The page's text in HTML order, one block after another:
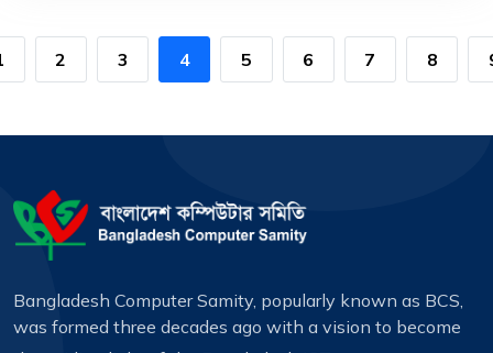
2 3 4 5 6 7 8
Bangladesh Computer Samity, popularly known as BCS,
was formed three decades ago with a vision to become